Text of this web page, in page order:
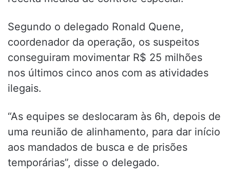
Segundo o delegado Ronald Quene,
coordenador da operação, os suspeitos
conseguiram movimentar R$ 25 milhões
nos últimos cinco anos com as atividades
ilegais.
“As equipes se deslocaram às 6h, depois de
uma reunião de alinhamento, para dar início
aos mandados de busca e de prisões
temporárias”, disse o delegado.